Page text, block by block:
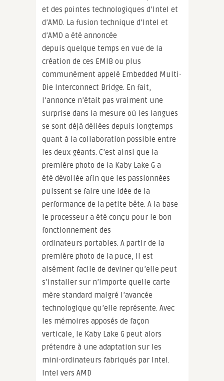
et des pointes technologiques d’Intel et
d’AMD. La fusion technique d’Intel et
d’AMD a été annoncée
depuis quelque temps en vue de la
création de ces EMIB ou plus
communément appelé Embedded Multi-
Die Interconnect Bridge. En fait,
l’annonce n’était pas vraiment une
surprise dans la mesure où les langues
se sont déjà déliées depuis longtemps
quant à la collaboration possible entre
les deux géants. C’est ainsi que la
première photo de la Kaby Lake G a
été dévoilée afin que les passionnées
puissent se faire une idée de la
performance de la petite bête. A la base
le processeur a été conçu pour le bon
fonctionnement des
ordinateurs portables. A partir de la
première photo de la puce, il est
aisément facile de deviner qu’elle peut
s’installer sur n’importe quelle carte
mère standard malgré l’avancée
technologique qu’elle représente. Avec
les mémoires apposés de façon
verticale, le Kaby Lake G peut alors
prétendre à une adaptation sur les
mini-ordinateurs fabriqués par Intel.
Intel vers AMD